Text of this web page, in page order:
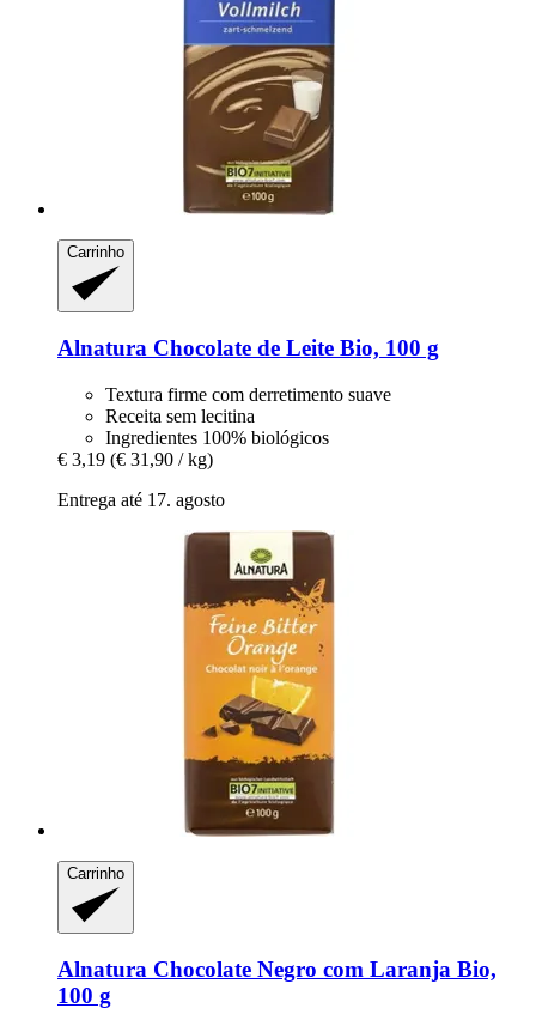
Carrinho
Alnatura Chocolate de Leite Bio, 100 g
Textura firme com derretimento suave
Receita sem lecitina
Ingredientes 100% biológicos
€ 3,19 (€ 31,90 / kg)
Entrega até 17. agosto
Carrinho
Alnatura Chocolate Negro com Laranja Bio,
100 g